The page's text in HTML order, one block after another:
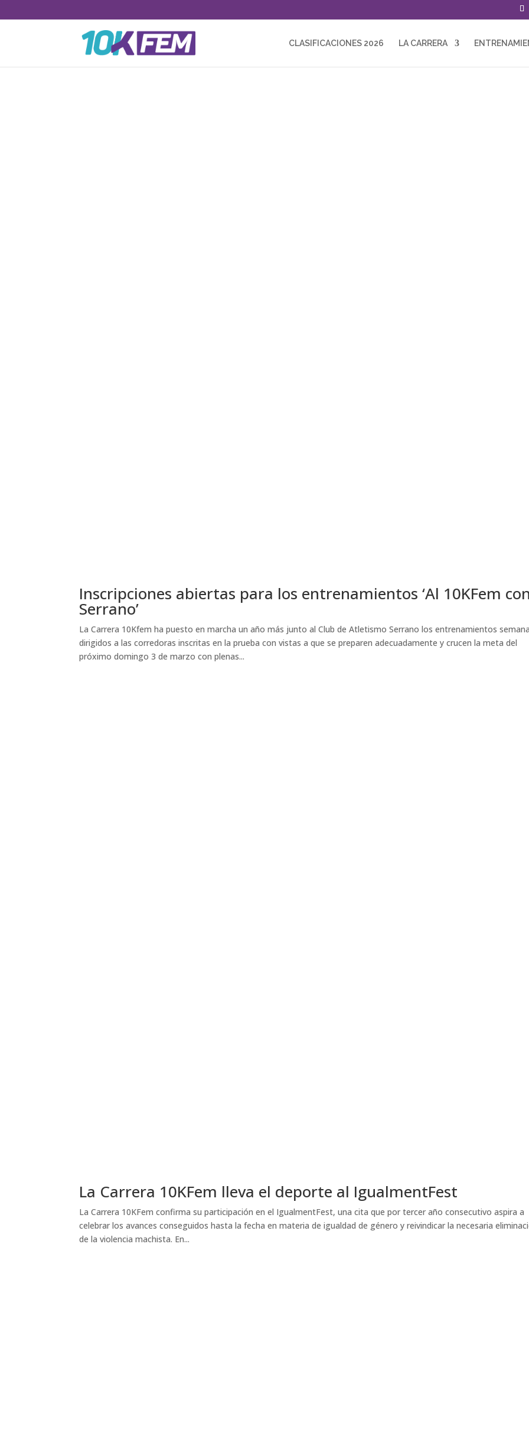
CLASIFICACIONES 2026 LA CARRERA
Inscripciones abiertas para los entrenamientos ‘Al 10KFem
Serrano’
La Carrera 10Kfem ha puesto en marcha un año más junto al Club de Atletismo Serrano los entrenamientos
dirigidos a las corredoras inscritas en la prueba con vistas a que se preparen adecuadamente y crucen la meta del
próximo domingo 3 de marzo con plenas...
La Carrera 10KFem lleva el deporte al IgualmentFest
La Carrera 10KFem confirma su participación en el IgualmentFest, una cita que por tercer año consecutivo aspira a
celebrar los avances conseguidos hasta la fecha en materia de igualdad de género y reivindicar la necesaria
de la violencia machista. En...